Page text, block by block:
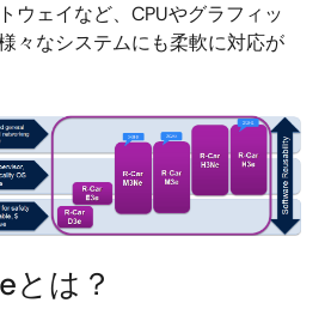
ウェイなど、CPUやグラフィッ
々なシステムにも柔軟に対応が
とは？